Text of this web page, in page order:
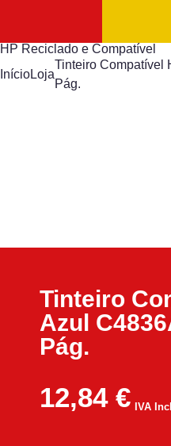
HP Reciclado e Compatível
InícioLoja
Tinteiro Compatível
Pág.
Tinteiro
Azul
Pág.
12,84 € IVA